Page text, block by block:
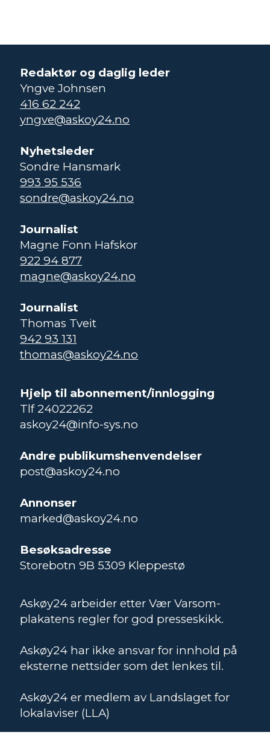
Redaktør og daglig leder
Yngve Johnsen
416 62 242
yngve@askoy24.no
Nyhetsleder
Sondre Hansmark
993 95 536
sondre@askoy24.no
Journalist
Magne Fonn Hafskor
922 94 877
magne@askoy24.no
Journalist
Thomas Tveit
942 93 131
thomas@askoy24.no
Hjelp til abonnement/innlogging
Tlf 24022262
askoy24@info-sys.no
Andre publikumshenvendelser
post@askoy24.no
Annonser
marked@askoy24.no
Besøksadresse
Storebotn 9B 5309 Kleppestø
Askøy24 arbeider etter Vær Varsom-
plakatens regler for god presseskikk.
Askøy24 har ikke ansvar for innhold på
eksterne nettsider som det lenkes til.
Askøy24 er medlem av Landslaget for
lokalaviser (LLA)